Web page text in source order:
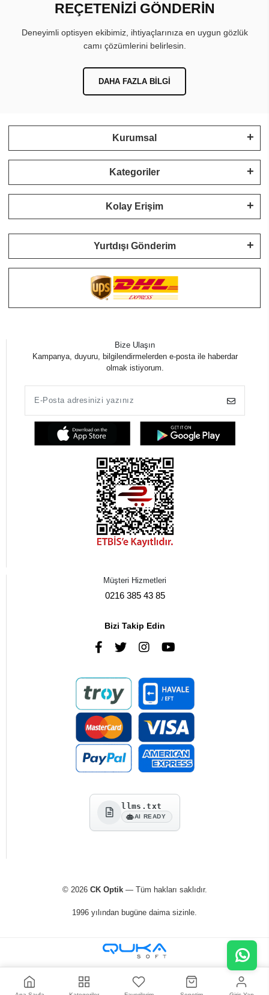
REÇETENİZİ GÖNDERİN
Deneyimli optisyen ekibimiz, ihtiyaçlarınıza en uygun gözlük
camı çözümlerini belirlesin.
DAHA FAZLA BILGI
Kurumsal
Kategoriler
Kolay Erişim
Yurtdışı Gönderim
Bize Ulaşın
Kampanya, duyuru, bilgilendirmelerden e-posta ile haberdar
olmak istiyorum.
Müşteri Hizmetleri
0216 385 43 85
Bizi Takip Edin
llms.txt
AI READY
© 2026 CK Optik— Tüm hakları saklıdır.
1996 yılından bugüne daima sizinle.